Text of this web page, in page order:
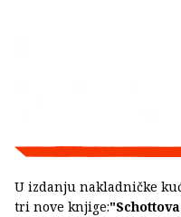
U izdanju nakladničke
tri nove knjige: